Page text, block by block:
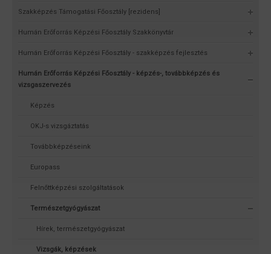
Szakképzés Támogatási Főosztály [rezidens]
Humán Erőforrás Képzési Főosztály Szakkönyvtár
Humán Erőforrás Képzési Főosztály - szakképzés fejlesztés
Humán Erőforrás Képzési Főosztály - képzés-, továbbképzés és
vizsgaszervezés
Képzés
OKJ-s vizsgáztatás
Továbbképzéseink
Europass
Felnőttképzési szolgáltatások
Természetgyógyászat
Hírek, természetgyógyászat
Vizsgák, képzések